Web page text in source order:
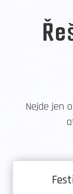
Nejde jen